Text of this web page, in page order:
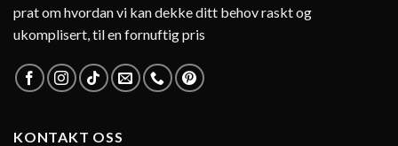
prat om hvordan vi kan dekke ditt behov raskt og
ukomplisert, til en fornuftig pris
KONTAKT OSS